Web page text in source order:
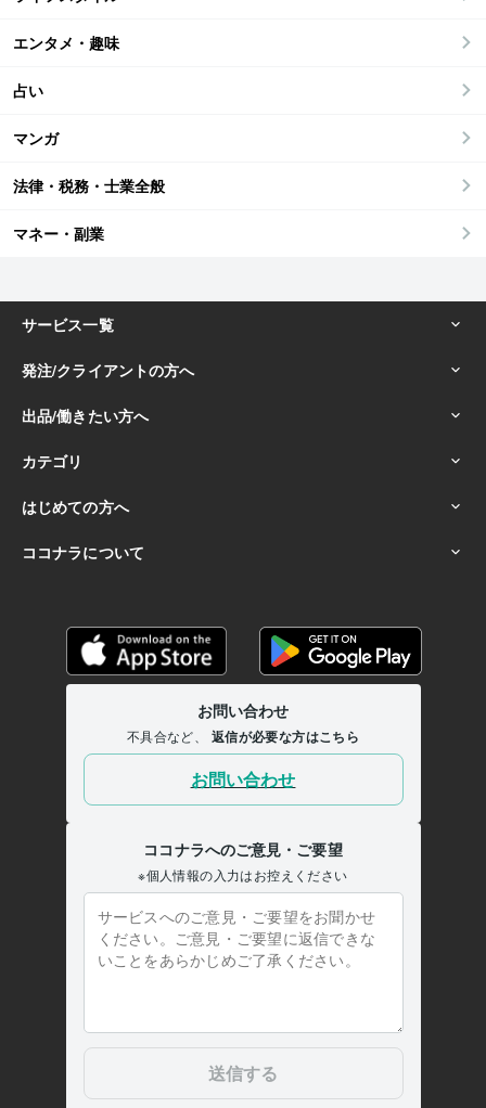
エンタメ・趣味
占い
マンガ
法律・税務・士業全般
マネー・副業